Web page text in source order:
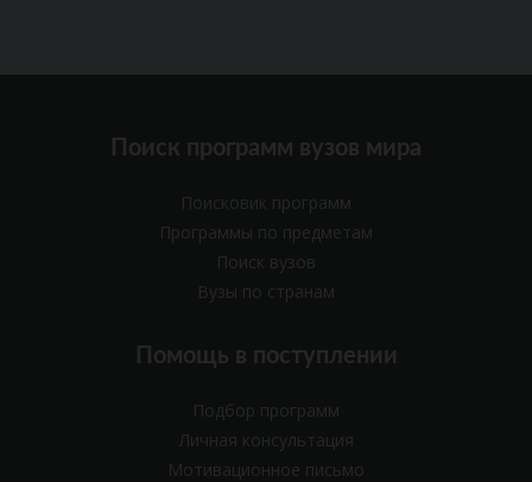
Поиск программ вузов мира
Поисковик программ
Программы по предметам
Поиск вузов
Вузы по странам
Помощь в поступлении
Подбор программ
Личная консультация
Мотивационное письмо